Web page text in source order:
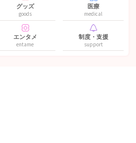
グッズ
goods
医療
medical
エンタメ
entame
制度・支援
support